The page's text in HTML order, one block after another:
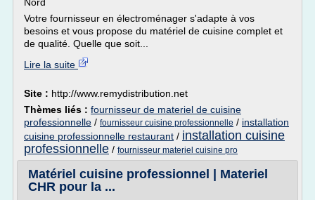
Votre fournisseur en électroménager s'adapte à vos
besoins et vous propose du matériel de cuisine complet et
de qualité. Quelle que soit...
Lire la suite
Site : http://www.remydistribution.net
Thèmes liés : fournisseur de materiel de cuisine
professionnelle / fournisseur cuisine professionnelle / installation
cuisine professionnelle restaurant / installation cuisine
professionnelle / fournisseur materiel cuisine pro
Matériel cuisine professionnel | Materiel
CHR pour la ...